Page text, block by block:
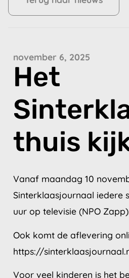
november 6, 2025
Het
thuis
Vanaf maandag 10
Sinterklaasjournaal iedere
uur op televisie (NPO
Ook komt de aflevering
https://
Voor veel kinderen is het